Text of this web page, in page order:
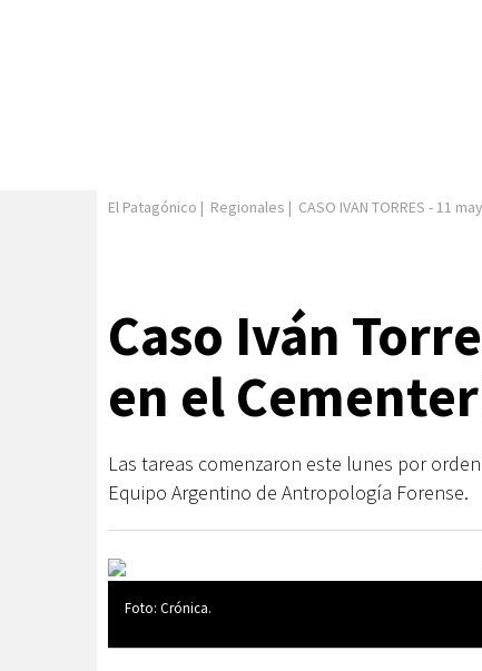
El Patagónico | Regionales | CASO IVAN TORRES - 11
Caso Iván
en el
Las tareas comenzaron este lunes por
Equipo Argentino de Antropología Forense.
Foto: Crónica.